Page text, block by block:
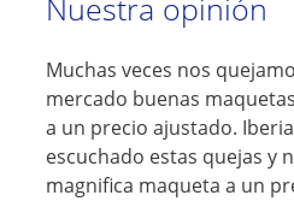
Muchas veces nos
mercado buenas
a un precio ajustado.
escuchado estas quejas y
magnifica maqueta a un